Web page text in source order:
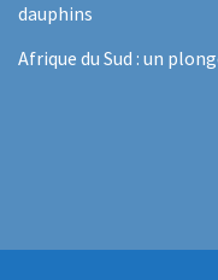
dauphins
Afrique du Sud : un